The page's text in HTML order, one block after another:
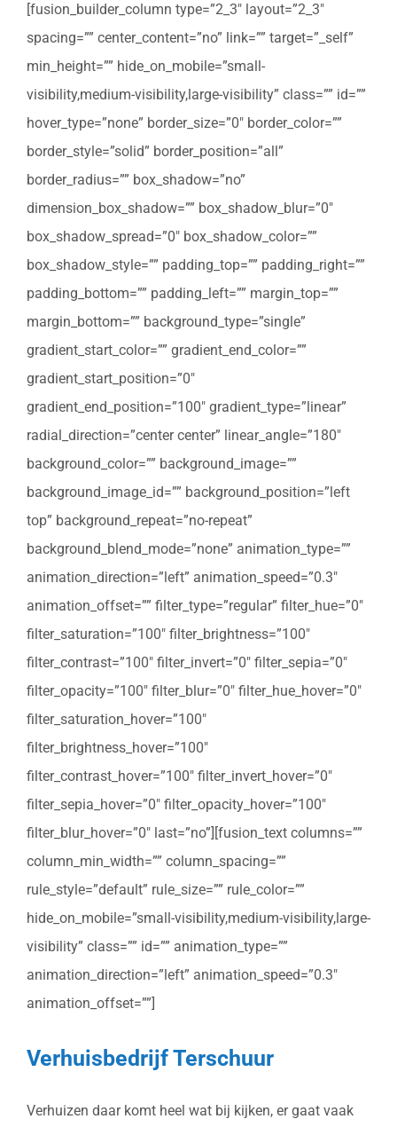
[fusion_builder_column type=”2_3″ layout=”2_3″
spacing=”” center_content=”no” link=”” target=”_self”
min_height=”” hide_on_mobile=”small-
visibility,medium-visibility,large-visibility” class=”” id=””
hover_type=”none” border_size=”0″ border_color=””
border_style=”solid” border_position=”all”
border_radius=”” box_shadow=”no”
dimension_box_shadow=”” box_shadow_blur=”0″
box_shadow_spread=”0″ box_shadow_color=””
box_shadow_style=”” padding_top=”” padding_right=””
padding_bottom=”” padding_left=”” margin_top=””
margin_bottom=”” background_type=”single”
gradient_start_color=”” gradient_end_color=””
gradient_start_position=”0″
gradient_end_position=”100″ gradient_type=”linear”
radial_direction=”center center” linear_angle=”180″
background_color=”” background_image=””
background_image_id=”” background_position=”left
top” background_repeat=”no-repeat”
background_blend_mode=”none” animation_type=””
animation_direction=”left” animation_speed=”0.3″
animation_offset=”” filter_type=”regular” filter_hue=”0″
filter_saturation=”100″ filter_brightness=”100″
filter_contrast=”100″ filter_invert=”0″ filter_sepia=”0″
filter_opacity=”100″ filter_blur=”0″ filter_hue_hover=”0″
filter_saturation_hover=”100″
filter_brightness_hover=”100″
filter_contrast_hover=”100″ filter_invert_hover=”0″
filter_sepia_hover=”0″ filter_opacity_hover=”100″
filter_blur_hover=”0″ last=”no”][fusion_text columns=””
column_min_width=”” column_spacing=””
rule_style=”default” rule_size=”” rule_color=””
hide_on_mobile=”small-visibility,medium-visibility,large-
visibility” class=”” id=”” animation_type=””
animation_direction=”left” animation_speed=”0.3″
animation_offset=””]
Verhuisbedrijf Terschuur
Verhuizen daar komt heel wat bij kijken, er gaat vaak